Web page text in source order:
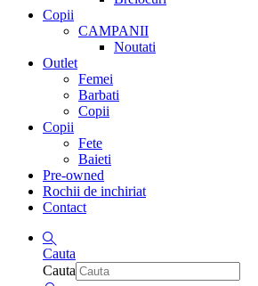
Copii
CAMPANII
Noutati
Outlet
Femei
Barbati
Copii
Copii
Fete
Baieti
Pre-owned
Rochii de inchiriat
Contact
Cauta
Cauta